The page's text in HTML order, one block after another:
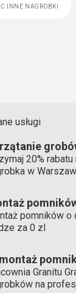
inne nagrobki
usługi
20%
w
pomników o
za 0 zl
Granitu
na